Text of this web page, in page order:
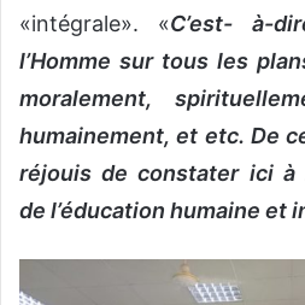
«intégrale». «C’est- à-
l’Homme sur tous les
moralement,
humainement, et etc. De
réjouis de constater ici à
de l’éducation humaine et